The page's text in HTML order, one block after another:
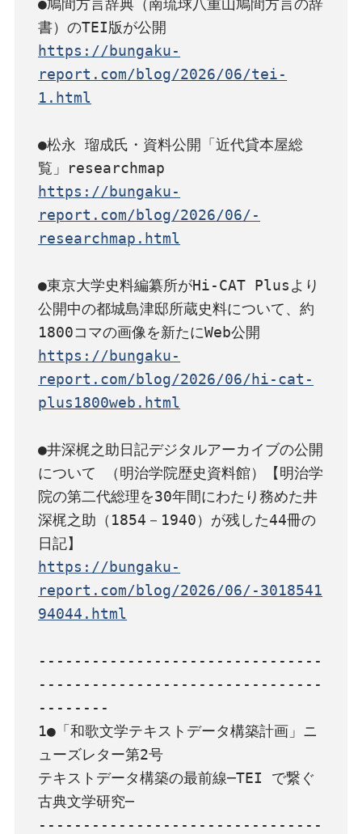
●鳩間方言辞典（南琉球八重山鳩間方言の辞
https://bungaku-
report.com/blog/2026/06/tei-
1.html
●松永 瑠成氏・資料公開「近代貸本屋総
https://bungaku-
report.com/blog/2026/06/-
researchmap.html
●東京大学史料編纂所がHi-CAT Plusより
公開中の都城島津邸所蔵史料について、約
https://bungaku-
report.com/blog/2026/06/hi-cat-
plus1800web.html
●井深梶之助日記デジタルアーカイブの公開
について （明治学院歴史資料館）【明治学
院の第二代総理を30年間にわたり務めた井
深梶之助（1854－1940）が残した44冊の
https://bungaku-
report.com/blog/2026/06/-3018541
94044.html
--------------------------------
--------------------------------
--------
1●「和歌文学テキストデータ構築計画」ニ
ューズレター第2号
テキストデータ構築の最前線─TEI で繋ぐ
古典文学研究─
--------------------------------